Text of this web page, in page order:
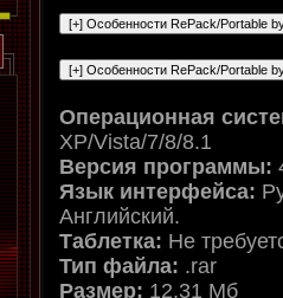
Операционная
XP/Vista/7/8/8.1
Версия программы:
Язык интерфейса:
Английский.
Таблетка: Не
Тип файла: .rar
Размер: 12,31 Мб